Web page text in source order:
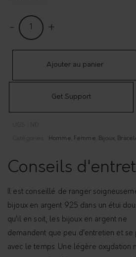
v
e
r
s
b
Ajouter au panier
Get Support
Homme Femme Bijoux,
Conseils
Il est conseillé de ranger
bijoux en argent 925 dans un étui
qu'il en soit, les bijoux en argent ne
demandent que peu d'entretien et se
avec le temps. Une légère oxydation